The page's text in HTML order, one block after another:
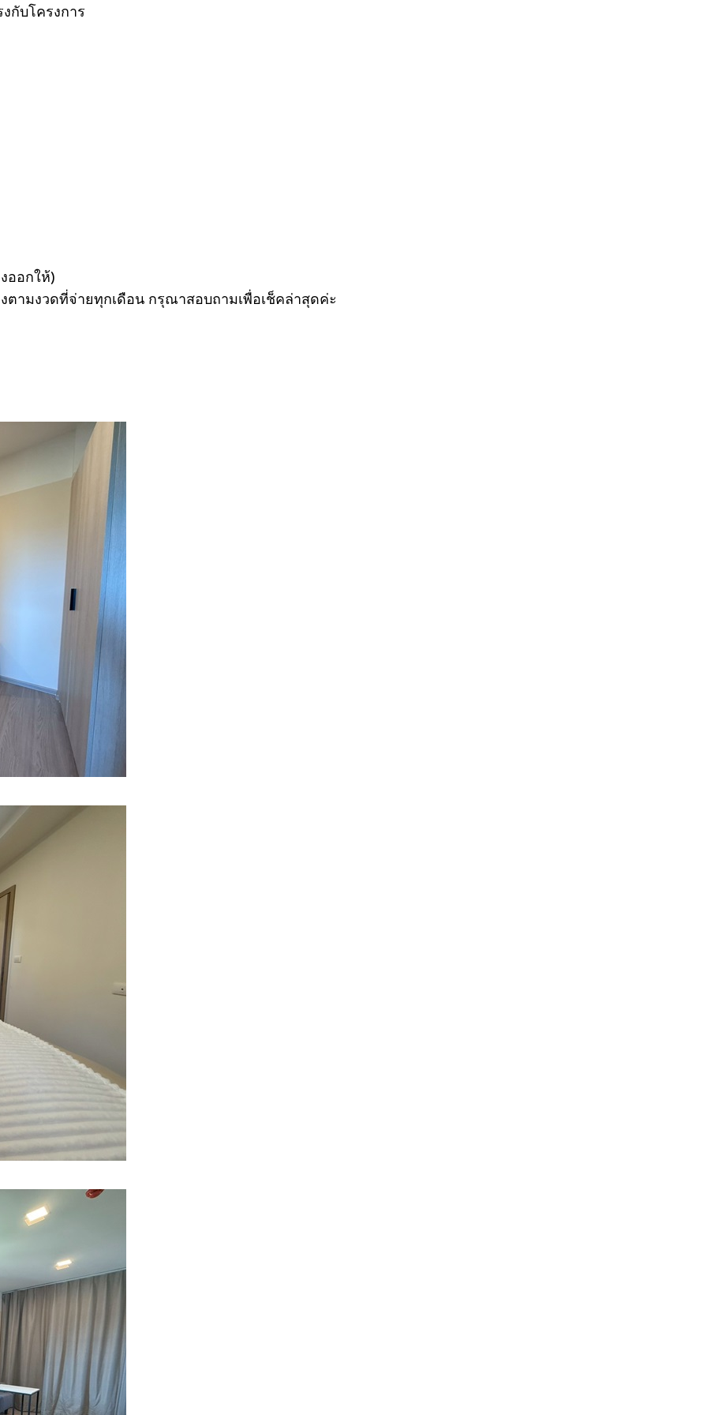
กับโครงการ
ออกให้)
ตามงวดที่จ่ายทุกเดือน กรุณาสอบถามเพื่อเช็คล่าสุดค่ะ